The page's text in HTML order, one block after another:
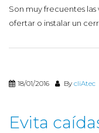
Son muy frecuentes las
ofertar o instalar un
18/01/2016 BycliAtec
Evita